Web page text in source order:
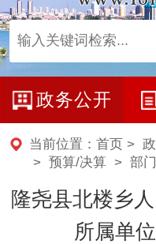
政务公开
当前位置： 首页 >
> 预算/决算> 部
隆尧县北楼乡
所属单